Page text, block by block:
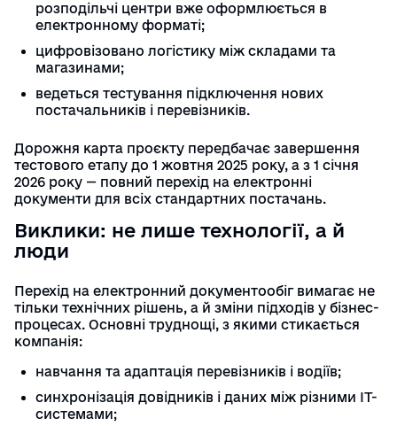
розподільчі центри вже оформлюється в
електронному форматі;
цифровізовано логістику між складами та
магазинами;
ведеться тестування підключення нових
постачальників і перевізників.
Дорожня карта проєкту передбачає завершення
тестового етапу до 1 жовтня 2025 року, а з 1 січня
2026 року — повний перехід на електронні
документи для всіх стандартних постачань.
Виклики: не лише технології, а й
люди
Перехід на електронний документообіг вимагає не
тільки технічних рішень, а й зміни підходів у бізнес-
процесах. Основні труднощі, з якими стикається
компанія:
навчання та адаптація перевізників і водіїв;
синхронізація довідників і даних між різними ІТ-
системами;